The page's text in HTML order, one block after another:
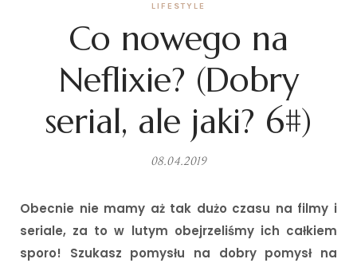
LIFESTYLE
Co nowego na
Neflixie? (Dobry
serial, ale jaki? 6#)
08.04.2019
Obecnie nie mamy aż tak dużo czasu na filmy i
seriale, za to w lutym obejrzeliśmy ich całkiem
sporo! Szukasz pomysłu na dobry pomysł na